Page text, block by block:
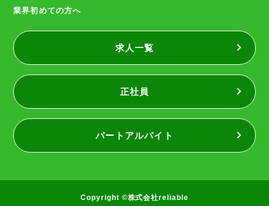
業界初めての方へ
求人一覧
正社員
パートアルバイト
Copyright ©株式会社reliable